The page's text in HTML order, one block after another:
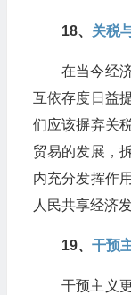
18、 关税
在当今经
互依存度日益
们应该摒弃关
贸易的发展，
内充分发挥作
人民共享经济
19、​ 干预
干预主义